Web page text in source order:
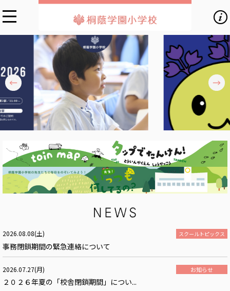
2026.08.08(土) スクールトピックス
事務閉鎖期間の緊急連絡について
2026.07.27(月) お知らせ
２０２６年夏の「校舎閉鎖期間」につい...